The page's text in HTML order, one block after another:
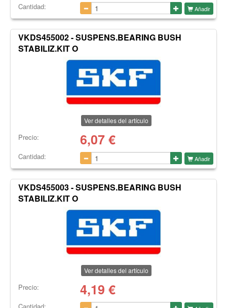
Cantidad: Añadir
VKDS455002 - SUSPENS.BEARING BUSH
STABILIZ.KIT O
Ver detalles del artículo
Precio: 6,07€
Cantidad: Añadir
VKDS455003 - SUSPENS.BEARING BUSH
STABILIZ.KIT O
Ver detalles del artículo
Precio: 4,19 €